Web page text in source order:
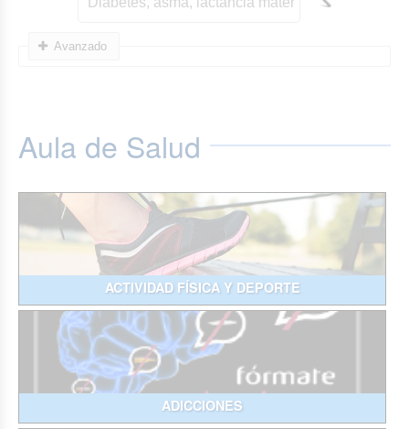
Avanzado
Aula de Salud
ACTIVIDAD FÍSICA Y DEPORTE
ADICCIONES